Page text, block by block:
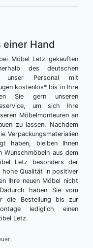
einer Hand
Möbel Letz gekauften
des deutschen
unser Personal mit
kostenlos* bis in Ihre
Sie gern unseren
um sich Ihre
Möbelmonteuren an
zu lassen. Nachdem
Verpackungsmaterialien
haben, bleiben Ihnen
Wunschmöbeln aus dem
Letz besonders der
hohe Qualität in positiver
Ihre neuen Möbel nicht
haben Sie vom
die Bestellung bis zur
lediglich einen
Letz.